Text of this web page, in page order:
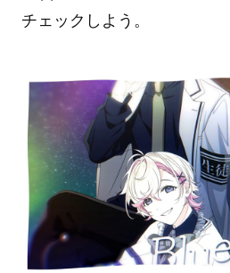
チェックしよう。